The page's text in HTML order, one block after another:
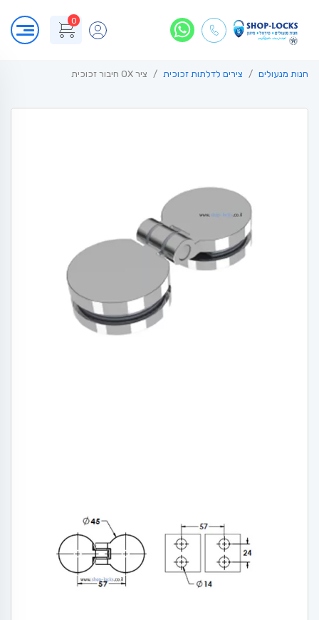
0
חנות מנעולים צירים לדלתות זכוכית ציר OX חיבור זכוכית